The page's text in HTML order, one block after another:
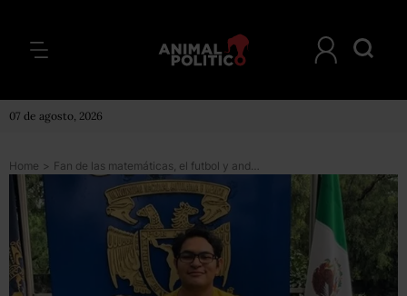
07 de agosto, 2026
Home > Fan de las matemáticas, el futbol y andar en bici: Irving lucha por recuperarse en un hospital de Francia